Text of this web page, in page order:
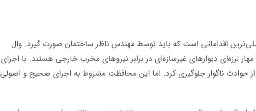
اقداماتی است که باید توسط مهندس ناظر ساختمان صورت گیرد. وال
دیوار‌های غیرسازه‌ای در برابر نیرو‌های مخرب خارجی هستند. با اجرای
از حوادث ناگوار جلوگیری کرد. اما این محافظت مشروط به اجرای صحیح و اصولی